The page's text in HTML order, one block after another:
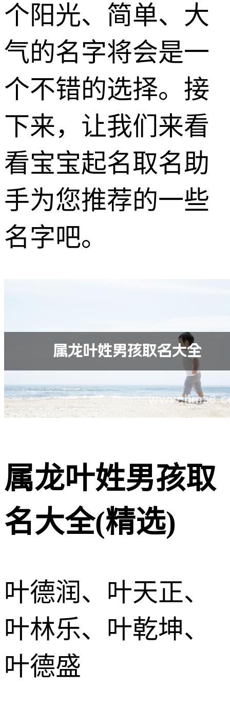
个阳光、简单、大
气的名字将会是一
个不错的选择。接
下来，让我们来看
看宝宝起名取名助
手为您推荐的一些
名字吧。
属龙叶姓男孩取
名大全(精选)
叶德润、叶天正、
叶林乐、叶乾坤、
叶德盛